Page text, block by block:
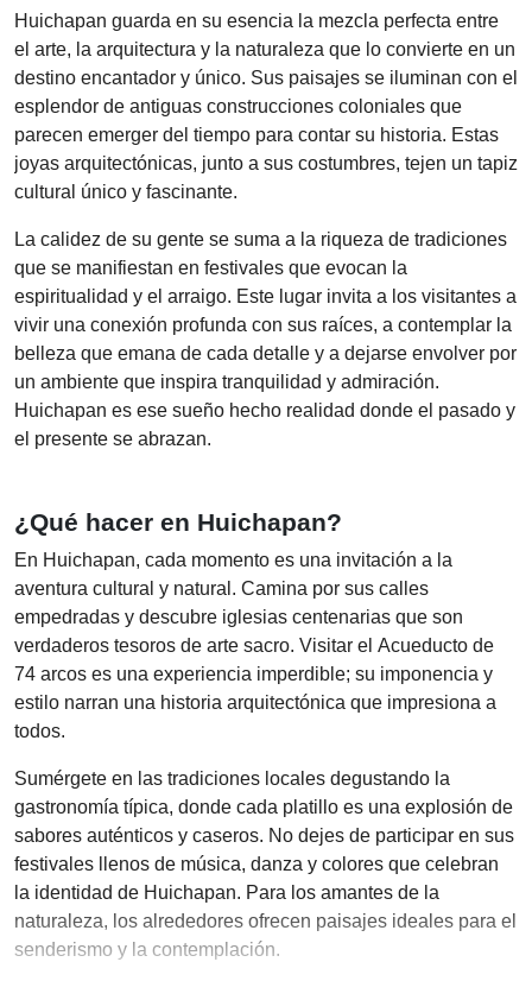
Huichapan guarda en su esencia la mezcla perfecta entre
el arte, la arquitectura y la naturaleza que lo convierte en un
destino encantador y único. Sus paisajes se iluminan con el
esplendor de antiguas construcciones coloniales que
parecen emerger del tiempo para contar su historia. Estas
joyas arquitectónicas, junto a sus costumbres, tejen un tapiz
cultural único y fascinante.
La calidez de su gente se suma a la riqueza de tradiciones
que se manifiestan en festivales que evocan la
espiritualidad y el arraigo. Este lugar invita a los visitantes a
vivir una conexión profunda con sus raíces, a contemplar la
belleza que emana de cada detalle y a dejarse envolver por
un ambiente que inspira tranquilidad y admiración.
Huichapan es ese sueño hecho realidad donde el pasado y
el presente se abrazan.
¿Qué hacer en Huichapan?
En Huichapan, cada momento es una invitación a la
aventura cultural y natural. Camina por sus calles
empedradas y descubre iglesias centenarias que son
verdaderos tesoros de arte sacro. Visitar el Acueducto de
74 arcos es una experiencia imperdible; su imponencia y
estilo narran una historia arquitectónica que impresiona a
todos.
Sumérgete en las tradiciones locales degustando la
gastronomía típica, donde cada platillo es una explosión de
sabores auténticos y caseros. No dejes de participar en sus
festivales llenos de música, danza y colores que celebran
la identidad de Huichapan. Para los amantes de la
naturaleza, los alrededores ofrecen paisajes ideales para el
senderismo y la contemplación.